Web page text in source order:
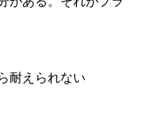
耐えられない